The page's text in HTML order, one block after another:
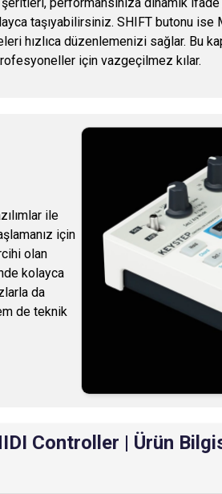
taşıyabilirsiniz. SHIFT butonu ise
hızlıca düzenlemenizi sağlar. Bu
için vazgeçilmez kılar.
ile
için
olan
kolayca
da
de teknik
Controller | Ürün